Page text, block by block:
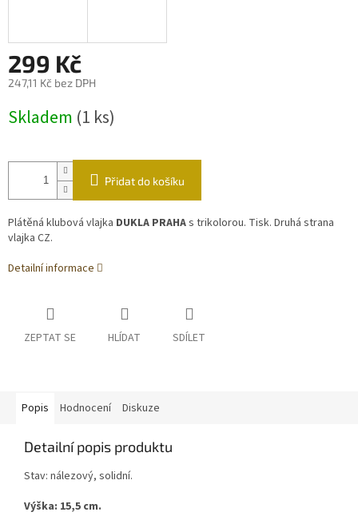
299 Kč
247,11 Kč bez DPH
cena:
Skladem (1 ks)
Přidat do košíku
Plátěná klubová vlajka DUKLA PRAHAs trikolorou. Tisk. Druhá strana
vlajka CZ.
Detailní informace
ZEPTAT SE HLÍDAT SDÍLET
Popis Hodnocení Diskuze
Detailní popis produktu
Stav: nálezový, solidní.
Výška: 15,5 cm.